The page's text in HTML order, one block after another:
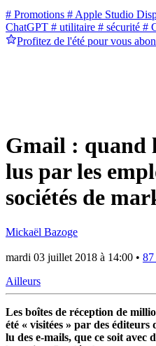
# Promotions # Apple Studio
ChatGPT # utilitaire # sécurité #
Profitez de l'été pour vous
Gmail : quand
lus par les
sociétés de
Mickaël Bazoge
mardi 03 juillet 2018 à 14:00 • 87
Ailleurs
Les boîtes de réception de
été « visitées » par des
lu des e-mails, que ce soit avec